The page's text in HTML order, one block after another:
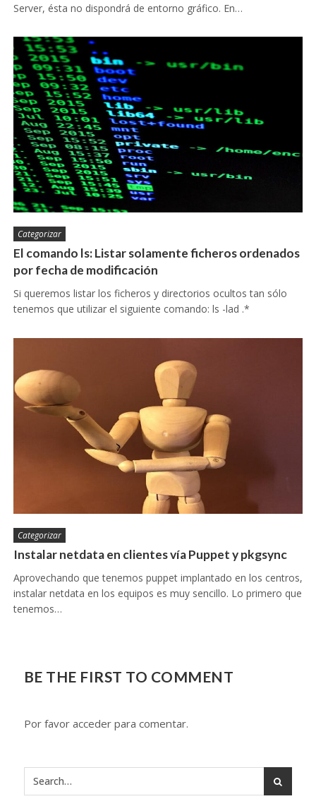
Server, ésta no dispondrá de entorno gráfico. En…
Categorizar
El comando ls: Listar solamente ficheros ordenados
por fecha de modificación
Si queremos listar los ficheros y directorios ocultos tan sólo
tenemos que utilizar el siguiente comando: ls -lad .*
Categorizar
Instalar netdata en clientes vía Puppet y pkgsync
Aprovechando que tenemos puppet implantado en los centros,
instalar netdata en los equipos es muy sencillo. Lo primero que
tenemos…
BE THE FIRST TO COMMENT
Por favor acceder para comentar.